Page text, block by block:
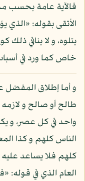
فالآية عامة بحسب
الأتقى بقوله:
يتلوه، و لا ينافي
خاص كما ورد في
و أما إطلاق
طالح أو صالح و
واحد في كل عصر، و
الناس كلهم و كذا
كلهم فلا يساعد عليه
العام الذي في قوله: